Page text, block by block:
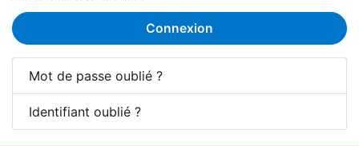
Connexion
Mot de passe oublié ?
Identifiant oublié ?